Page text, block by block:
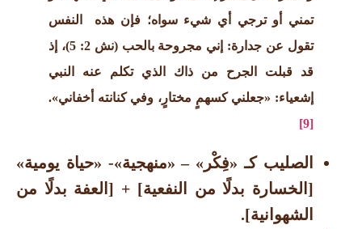
تمني أو ترجي أي شيء سواه؛ فإن هذه النفس
تقول عن جدارة: إني مجروحة بالحب (نش 2: 5)، إذ
قد قبلت الجرح من ذاك الذي تكلم عنه النبي
إشعياء: «جعلني كسهمٍ مختارٍ، وفي كنانته أخفاني».
الصليب كـ «فِكْر» – «منهجية»- «حياة يومية»
[الخسارة بدلًا من النفعية] + [العفة بدلًا من
الشهوانية].